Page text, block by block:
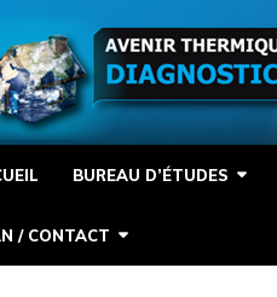
BUREAU D’ÉTUDES
/ CONTACT